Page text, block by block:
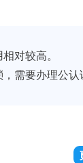
对较高。
需要办理公认